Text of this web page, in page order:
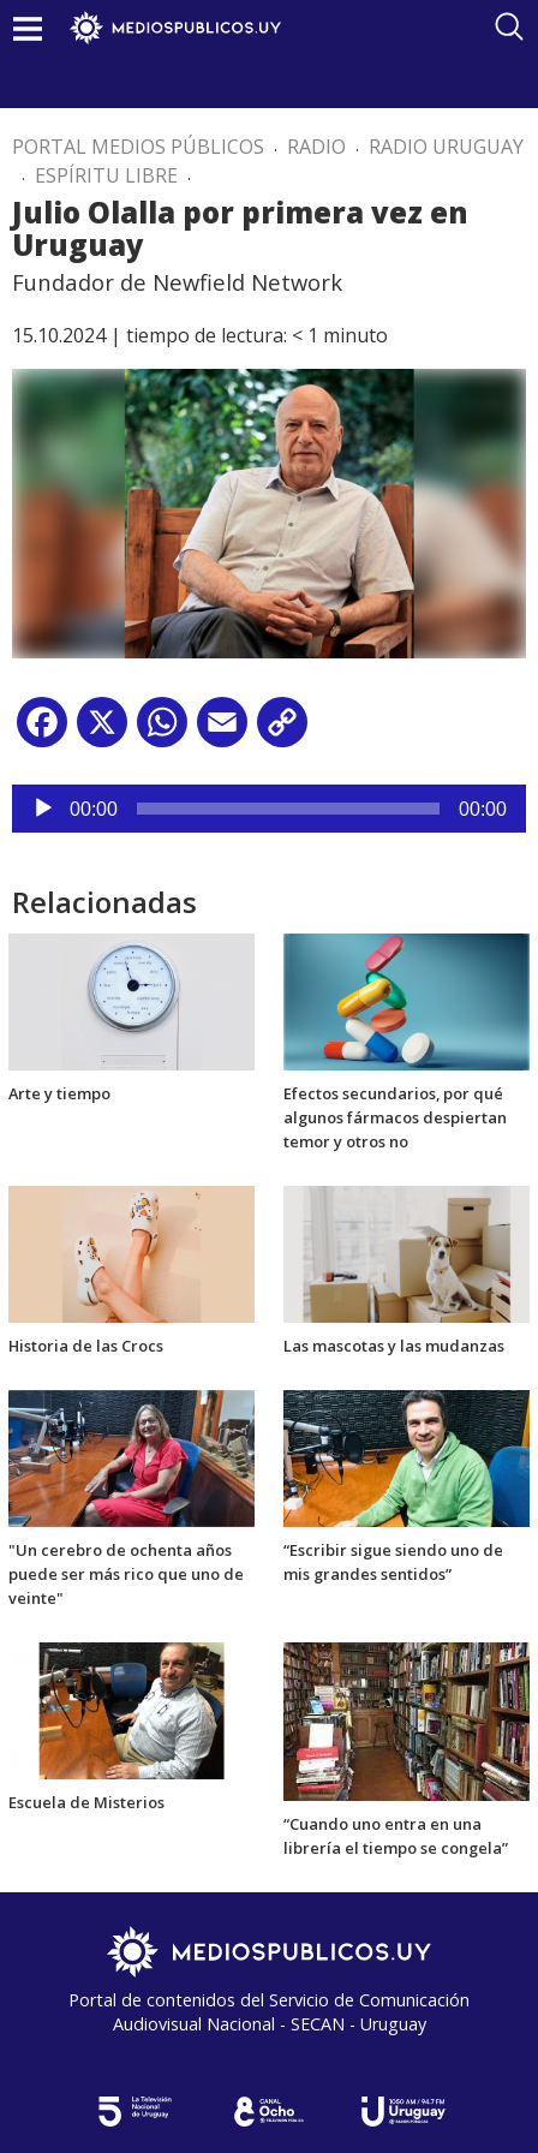
PORTAL MEDIOS PÚBLICOS . RADIO . RADIO URUGUAY
. ESPÍRITU LIBRE .
Julio Olalla por primera vez en
Uruguay
Fundador de Newfield Network
15.10.2024 | tiempo de lectura: < 1 minuto
Facebook
X WhatsApp
Email
Reproductor
audio
00:00 00:00
Relacionadas
Arte y tiempo
Efectos secundarios, por qué
algunos fármacos despiertan
temor y otros no
Historia de las Crocs Las mascotas y las mudanzas
"Un cerebro de ochenta años
puede ser más rico que uno de
veinte"
“Escribir sigue siendo uno de
mis grandes sentidos”
Escuela de Misterios
“Cuando uno entra en una
librería el tiempo se congela”
Portal de contenidos del Servicio de Comunicación
Audiovisual Nacional - SECAN - Uruguay